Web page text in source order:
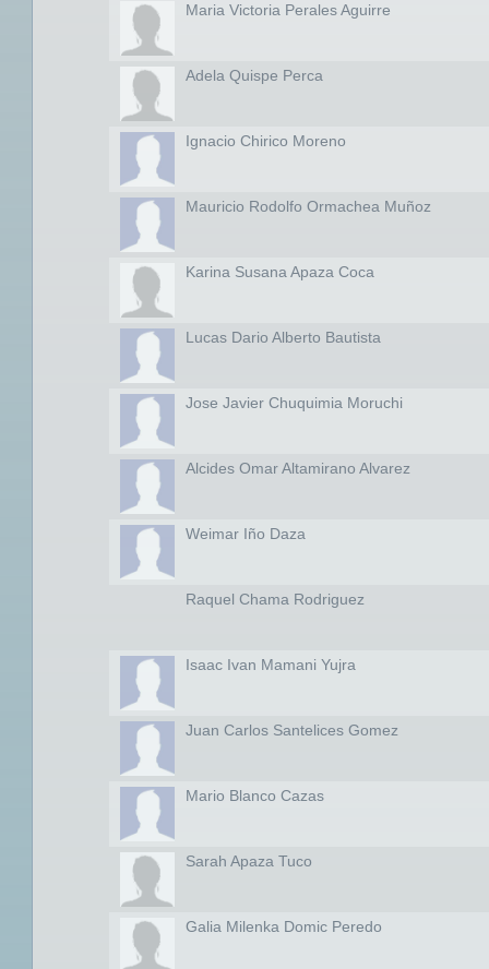
Maria Victoria Perales Aguirre
Adela Quispe Perca
Ignacio Chirico Moreno
Mauricio Rodolfo Ormachea Muñoz
Karina Susana Apaza Coca
Lucas Dario Alberto Bautista
Jose Javier Chuquimia Moruchi
Alcides Omar Altamirano Alvarez
Weimar Iño Daza
Raquel Chama Rodriguez
Isaac Ivan Mamani Yujra
Juan Carlos Santelices Gomez
Mario Blanco Cazas
Sarah Apaza Tuco
Galia Milenka Domic Peredo